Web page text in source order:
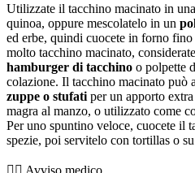
Utilizzate il tacchino macinato in una
quinoa, oppure mescolatelo in un
ed erbe, quindi cuocete in forno fino
molto tacchino macinato,
hamburger di tacchino o polpette
colazione. Il tacchino macinato può
zuppe o stufati per un apporto
magra al manzo, o utilizzato come
Per uno spuntino veloce, cuocete il
spezie, poi servitelo con tortillas o
👨‍⚕️️ Avviso medico